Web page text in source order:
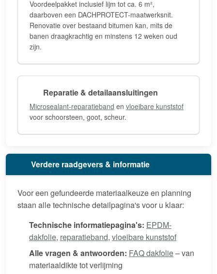
Voordeelpakket inclusief lijm tot ca. 6 m²,
daarboven een DACHPROTECT-maatwerksnit.
Renovatie over bestaand bitumen kan, mits de
banen draagkrachtig en minstens 12 weken oud
zijn.
Reparatie & detailaansluitingen
Microsealant-reparatieband en vloeibare kunststof
voor schoorsteen, goot, scheur.
Verdere raadgevers & informatie
Voor een gefundeerde materiaalkeuze en planning
staan alle technische detailpagina's voor u klaar:
Technische informatiepagina's: EPDM-
dakfolie, reparatieband, vloeibare kunststof
Alle vragen & antwoorden: FAQ dakfolie– van
materiaaldikte tot verlijming